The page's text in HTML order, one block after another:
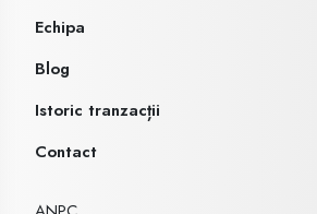
Echipa
Blog
Istoric tranzacții
Contact